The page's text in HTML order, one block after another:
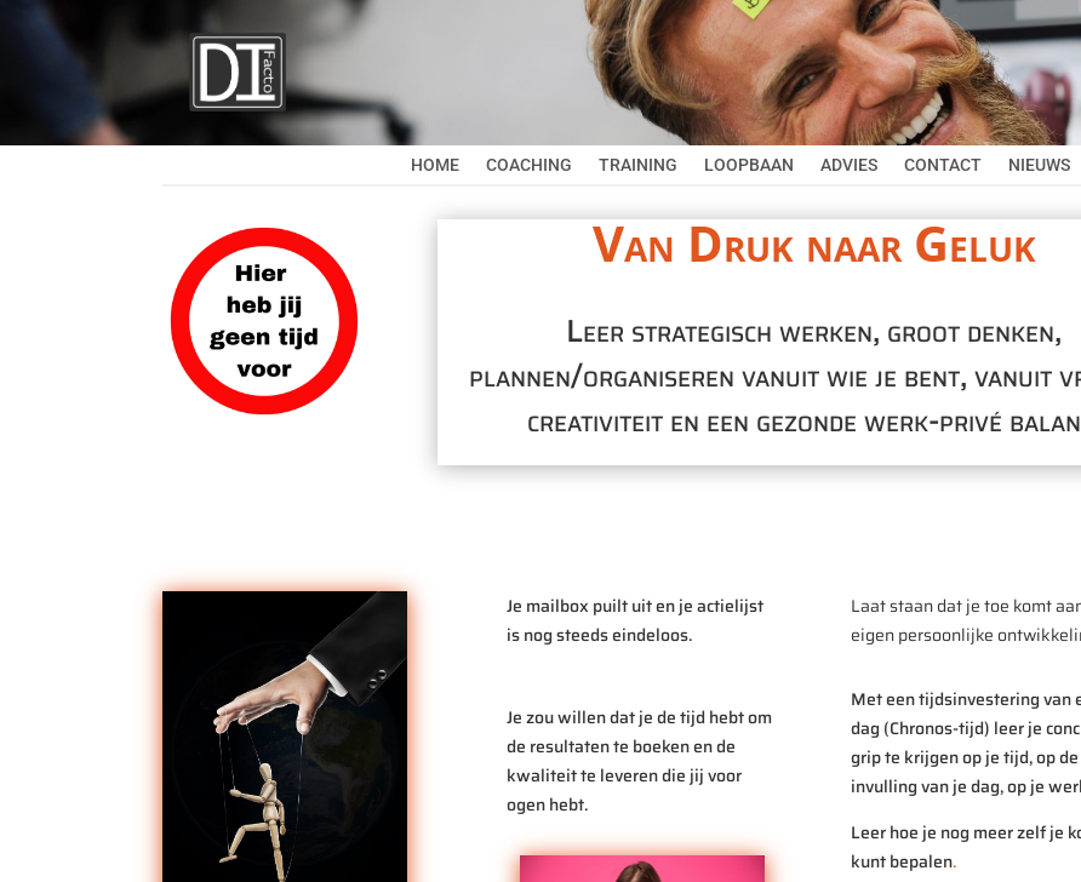
HOME COACHING TRAINING LOOPBAAN ADVIES CONTACT NIEUWS
Van Druk naar Geluk
Leer strategisch werken, groot denken,
plannen/organiseren vanuit wie je bent, vanuit
creativiteit en een gezonde werk-privé
Je mailbox puilt uit en je actielijst
is nog steeds eindeloos.
Je zou willen dat je de tijd hebt om
de resultaten te boeken en de
kwaliteit te leveren die jij voor
ogen hebt.
Laat staan dat je toe komt
eigen persoonlijke
Met een tijdsinvestering van
dag (Chronos-tijd) leer je
grip te krijgen op je tijd, op de
invulling van je dag, op je
Leer hoe je nog meer zelf je
kunt bepalen.